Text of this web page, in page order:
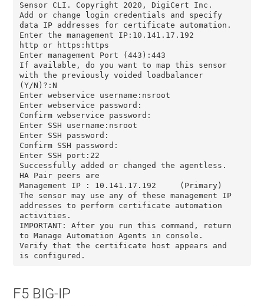
Sensor CLI. Copyright 2020, DigiCert Inc.
Add or change login credentials and specify
data IP addresses for certificate automation.
Enter the management IP:10.141.17.192
http or https:https
Enter management Port (443):443
If available, do you want to map this sensor
with the previously voided loadbalancer
(Y/N)?:N
Enter webservice username:nsroot
Enter webservice password:
Confirm webservice password:
Enter SSH username:nsroot
Enter SSH password:
Confirm SSH password:
Enter SSH port:22
Successfully added or changed the agentless.
HA Pair peers are
Management IP : 10.141.17.192     (Primary)
The sensor may use any of these management IP
addresses to perform certificate automation
activities.
IMPORTANT: After you run this command, return
to Manage Automation Agents in console.
Verify that the certificate host appears and
is configured.
F5 BIG-IP